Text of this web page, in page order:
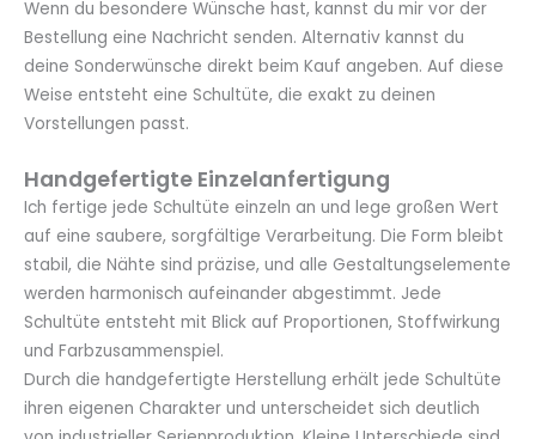
Wenn du besondere Wünsche hast, kannst du mir vor der
Bestellung eine Nachricht senden. Alternativ kannst du
deine Sonderwünsche direkt beim Kauf angeben. Auf diese
Weise entsteht eine Schultüte, die exakt zu deinen
Vorstellungen passt.
Handgefertigte Einzelanfertigung
Ich fertige jede Schultüte einzeln an und lege großen Wert
auf eine saubere, sorgfältige Verarbeitung. Die Form bleibt
stabil, die Nähte sind präzise, und alle Gestaltungselemente
werden harmonisch aufeinander abgestimmt. Jede
Schultüte entsteht mit Blick auf Proportionen, Stoffwirkung
und Farbzusammenspiel.
Durch die handgefertigte Herstellung erhält jede Schultüte
ihren eigenen Charakter und unterscheidet sich deutlich